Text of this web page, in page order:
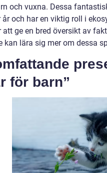
och vuxna. Dessa
och har en viktig roll i
att ge en bred översikt av
kan lära sig mer om dessa
för barn”